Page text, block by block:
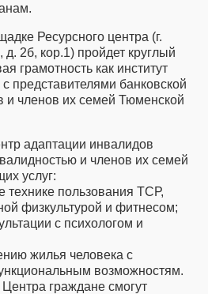
Ресурсного центра (г.
2б, кор.1) пройдет круглый
грамотность как институт
представителями банковской
и членов их семей Тюменской
адаптации инвалидов
и членов их семей
услуг:
технике пользования ТСР,
физкультурой и фитнесом;
с психологом и
жилья человека с
возможностям.
граждане смогут